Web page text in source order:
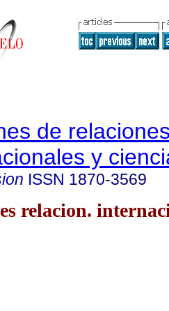
de
y
ISSN 1870-3569
relacion.